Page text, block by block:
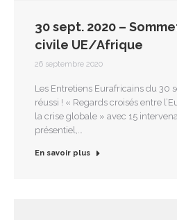
30 sept. 2020 –
civile UE/Afrique
26 septembre 2020
Les Entretiens Eurafricains du 30
réussi ! « Regards croisés entre
la crise globale » avec 15
présentiel,…
En savoir plus